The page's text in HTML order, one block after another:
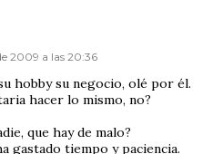
2009 a las 20:36
hobby su negocio, olé por él.
hacer lo mismo, no?
que hay de malo?
gastado tiempo y paciencia.